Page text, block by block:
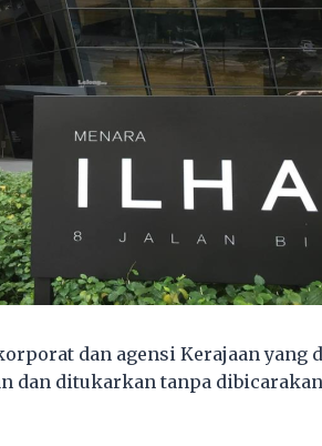
dan agensi Kerajaan
dan ditukarkan tanpa